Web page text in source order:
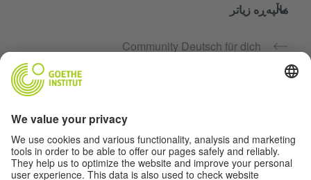
ماڵپەڕە زیاتر
Community Deutsch für dich
تایبەتمەندی و دەستگەیشتن بە ئاسان